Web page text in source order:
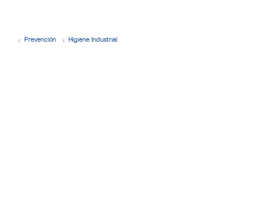
información
Prevención Higiene Industrial